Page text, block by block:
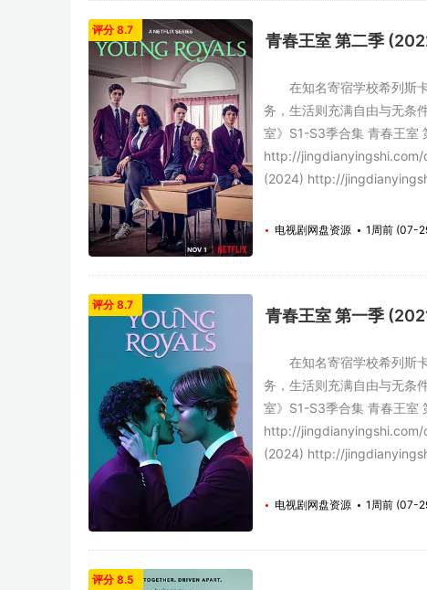
评分 8.7
青春王室 第二季
在知名寄宿学校希列斯卡
务，生活则充满自由与无条
室》S1-S3季合集 青春王
http://jingdianyingshi.com/
(2024) http://
电视剧网盘资源 1周前 (07-
评分 8.7
青春王室 第一季
在知名寄宿学校希列斯卡
务，生活则充满自由与无条
室》S1-S3季合集 青春王
http://jingdianyingshi.com/
(2024) http://
电视剧网盘资源 1周前 (07-
评分 8.5